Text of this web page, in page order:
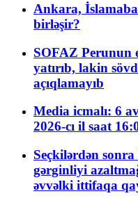
Ankara,
birləşir?
SOFAZ Perunun
yatırıb, lakin
açıqlamayıb
Media icmalı: 6
2026-cı il saat
Seçkilərdən
gərginliyi
əvvəlki ittifaqa